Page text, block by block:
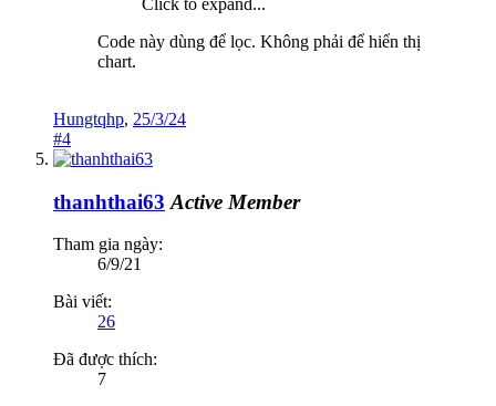
Code này dùng để lọc. Không phải để hiển thị
chart.
Hungtqhp, 25/3/24
#4
thanhthai63 Active Member
Tham gia ngày:
6/9/21
Bài viết:
26
Đã được thích:
7